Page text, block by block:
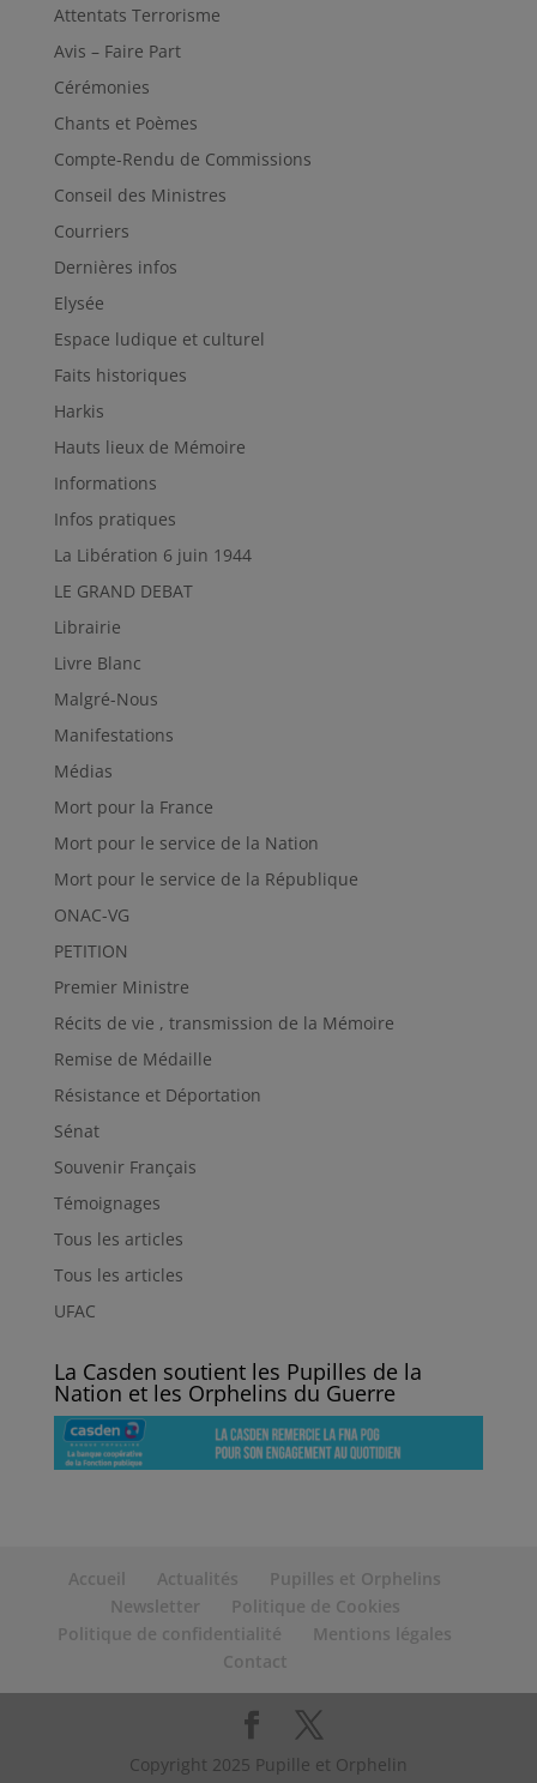
Attentats Terrorisme
Avis – Faire Part
Cérémonies
Chants et Poèmes
Compte-Rendu de Commissions
Conseil des Ministres
Courriers
Dernières infos
Elysée
Espace ludique et culturel
Faits historiques
Harkis
Hauts lieux de Mémoire
Informations
Infos pratiques
La Libération 6 juin 1944
LE GRAND DEBAT
Librairie
Livre Blanc
Malgré-Nous
Manifestations
Médias
Mort pour la France
Mort pour le service de la Nation
Mort pour le service de la République
ONAC-VG
PETITION
Premier Ministre
Récits de vie , transmission de la Mémoire
Remise de Médaille
Résistance et Déportation
Sénat
Souvenir Français
Témoignages
Tous les articles
Tous les articles
UFAC
La Casden soutient les Pupilles de la
Nation et les Orphelins du Guerre
Accueil Actualités
Pupilles et Orphelins
Newsletter
Politique de Cookies
Politique de confidentialité
Mentions légales
Contact
Copyright 2025 Pupille et Orphelin